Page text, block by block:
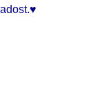
♥